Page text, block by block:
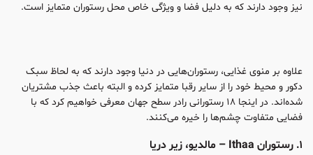
نیز وجود دارند که به دلیل فضا و ویژگی خاص محل رستوران متمایز است.
علاوه بر منوی غذایی، رستوران‌هایی در دنیا وجود دارند که به لحاظ سبک
دکور و محیط خود را از سایر رقبا متمایز کرده و البته باعث جذب مشتریان
شده‌اند. در اینجا ۱۸ رستورانی رادر سطح جهان معرفی خواهیم کرد که با
فضایی متفاوت چشم‌ها را خیره می‌کنند.
۱. رستوران Ithaa – مالدیو، زیر دریا